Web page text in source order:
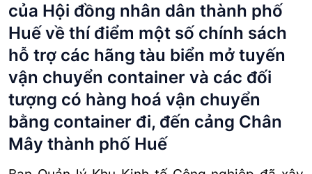
của Hội đồng nhân dân thành phố
Huế về thí điểm một số chính sách
hỗ trợ các hãng tàu biển mở tuyến
vận chuyển container và các đối
tượng có hàng hoá vận chuyển
bằng container đi, đến cảng Chân
Mây thành phố Huế